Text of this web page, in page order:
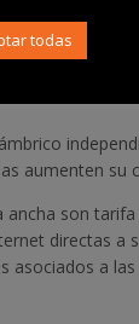
en todos los
aumenten su
son
directas a
asociados a
todas